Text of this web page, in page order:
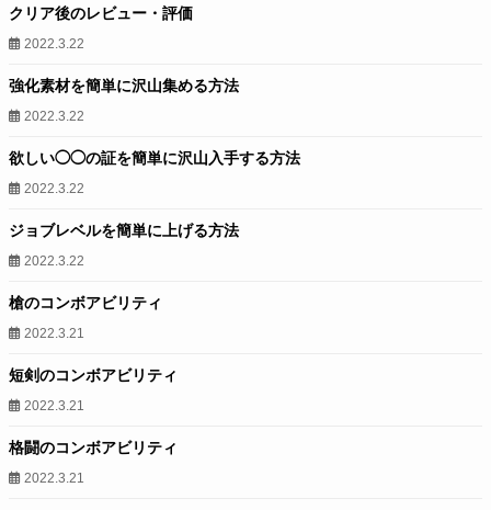
クリア後のレビュー・評価
2022.3.22
強化素材を簡単に沢山集める方法
2022.3.22
欲しい◯◯の証を簡単に沢山入手する方法
2022.3.22
ジョブレベルを簡単に上げる方法
2022.3.22
槍のコンボアビリティ
2022.3.21
短剣のコンボアビリティ
2022.3.21
格闘のコンボアビリティ
2022.3.21